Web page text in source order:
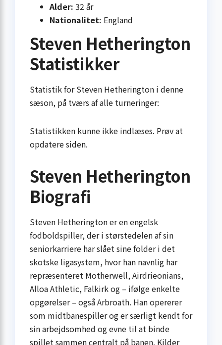
Alder: 32 år
Nationalitet: England
Steven Hetherington
Statistikker
Statistik for Steven Hetherington i denne
sæson, på tværs af alle turneringer:
Statistikken kunne ikke indlæses. Prøv at
opdatere siden.
Steven Hetherington
Biografi
Steven Hetherington er en engelsk
fodboldspiller, der i størstedelen af sin
seniorkarriere har slået sine folder i det
skotske ligasystem, hvor han navnlig har
repræsenteret Motherwell, Airdrieonians,
Alloa Athletic, Falkirk og – ifølge enkelte
opgørelser – også Arbroath. Han opererer
som midtbanespiller og er særligt kendt for
sin arbejdsomhed og evne til at binde
spillet sammen centralt på banen. Kilder